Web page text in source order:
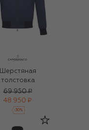
Шерстяная
толстовка
69 950 ₽
48 950 ₽
-30%